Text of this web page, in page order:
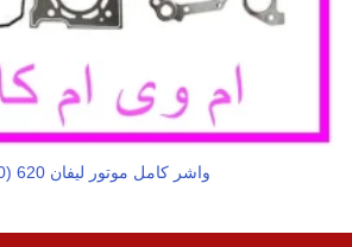
واشر کامل موتور لیفان 620 (1800)